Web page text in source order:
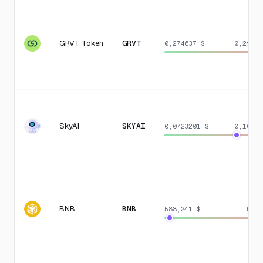
GRVT Token GRVT 0,274637 $
SkyAI SKYAI 0,0723201 $
BNB BNB 588,241 $